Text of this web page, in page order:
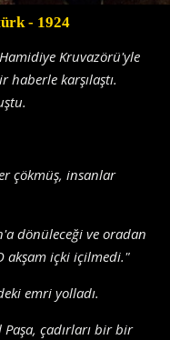
- 1924
Kruvazörü'yle
haberle karşılaştı.
çökmüş, insanlar
dönüleceği ve oradan
akşam içki içilmedi."
emri yolladı.
çadırları bir bir